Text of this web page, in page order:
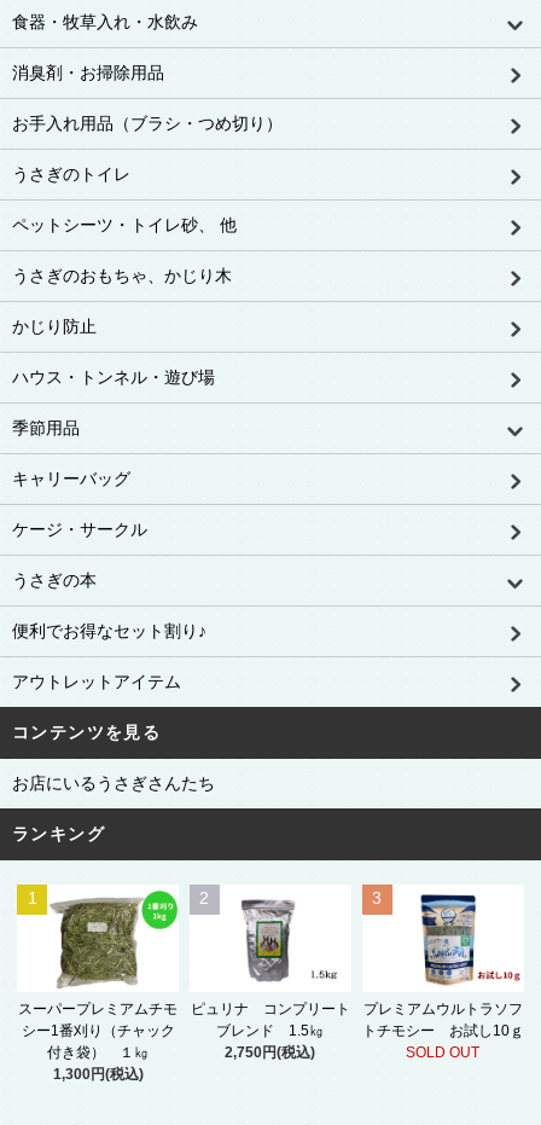
食器・牧草入れ・水飲み
消臭剤・お掃除用品
お手入れ用品（ブラシ・つめ切り）
うさぎのトイレ
ペットシーツ・トイレ砂、 他
うさぎのおもちゃ、かじり木
かじり防止
ハウス・トンネル・遊び場
季節用品
キャリーバッグ
ケージ・サークル
うさぎの本
便利でお得なセット割り♪
アウトレットアイテム
コンテンツを見る
お店にいるうさぎさんたち
ランキング
1
スーパープレミアムチモ
シー1番刈り（チャック
付き袋） １㎏
1,300円(税込)
2
ピュリナ コンプリート
ブレンド 1.5㎏
2,750円(税込)
3
プレミアムウルトラソフ
トチモシー お試し10ｇ
SOLD OUT